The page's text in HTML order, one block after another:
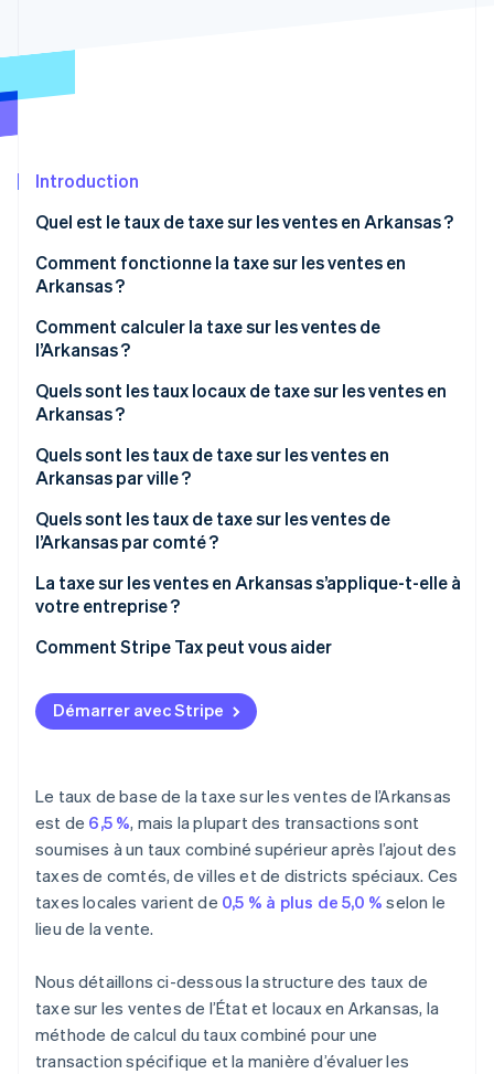
Radar
Atlas
Élimination du carbone
Vérification de l'identité
Stripe Sessions 2026
Regarder la vidéo
Introduction
Quel est le taux de taxe sur les ventes en Arkansas ?
Comment fonctionne la taxe sur les ventes en
Arkansas ?
Commerçants locaux (situés dans l’État)
Comment calculer la taxe sur les ventes de
l’Arkansas ?
Quels sont les taux locaux de taxe sur les ventes en
Arkansas ?
Échelle de la taxe sur les ventes en Arkansas en 2026
Quels sont les taux de taxe sur les ventes en
Arkansas par ville ?
Quels sont les taux de taxe sur les ventes de
l’Arkansas par comté ?
La taxe sur les ventes en Arkansas s’applique-t-elle à
votre entreprise ?
Comment Stripe Tax peut vous aider
Démarrer avec Stripe
Le taux de base de la taxe sur les ventes de l’Arkansas
est de 6,5 %, mais la plupart des transactions sont
soumises à un taux combiné supérieur après l’ajout des
taxes de comtés, de villes et de districts spéciaux. Ces
taxes locales varient de 0,5 % à plus de 5,0 % selon le
lieu de la vente.
Nous détaillons ci-dessous la structure des taux de
taxe sur les ventes de l’État et locaux en Arkansas, la
méthode de calcul du taux combiné pour une
transaction spécifique et la manière d’évaluer les